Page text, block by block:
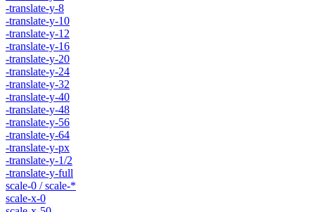
-translate-y-8
-translate-y-10
-translate-y-12
-translate-y-16
-translate-y-20
-translate-y-24
-translate-y-32
-translate-y-40
-translate-y-48
-translate-y-56
-translate-y-64
-translate-y-px
-translate-y-1/2
-translate-y-full
scale-0 / scale-*
scale-x-0